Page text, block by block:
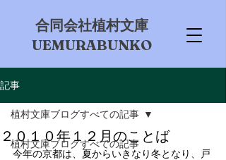
​合同会社植村文庫
UEMURABUNKO
記事
植村文庫ブログすべての記事
植村文庫ブログすべての記事
２０１０年１２月のことば
今年の京都は、夏からいきなり冬となり、戸